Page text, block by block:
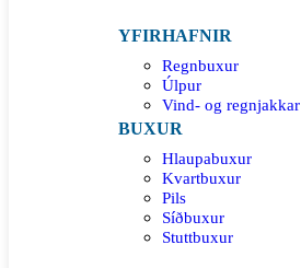
YFIRHAFNIR
Regnbuxur
Úlpur
Vind- og regnjakkar
BUXUR
Hlaupabuxur
Kvartbuxur
Pils
Síðbuxur
Stuttbuxur